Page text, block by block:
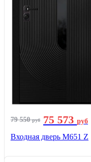
79 550руб 75 573 руб
Входная дверь М651 Z